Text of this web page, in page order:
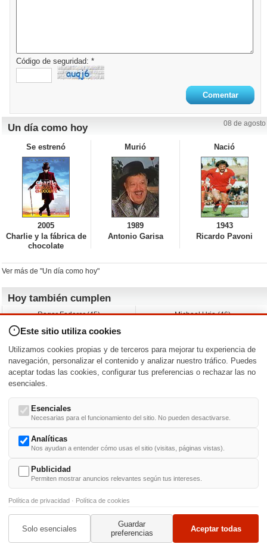
Código de seguridad: *
Un día como hoy 08 de agosto
Se estrenó
2005
Charlie y la fábrica de
chocolate
Murió
1989
Antonio Garisa
Nació
1943
Ricardo Pavoni
Ver más de "Un día como hoy"
Hoy también cumplen
Roger Federer (45)
Dustin Hoffman (89)
Martin Brest (75)
Adam Roarke (89)
Michael Urie (46)
Jimmy Jean-Louis (58)
Ken Baumann (37)
Nacimientos y estrenos en la fecha
DD/MM /
-U- V- W- X - -
© 1999-2014. Todos los derechos reservados.Condiciones de uso
Este sitio utiliza cookies
Utilizamos cookies propias y de terceros para mejorar tu experiencia de
navegación, personalizar el contenido y analizar nuestro tráfico. Puedes
aceptar todas las cookies, configurar tus preferencias o rechazar las no
esenciales.
Esenciales
Necesarias para el funcionamiento del sitio. No pueden desactivarse.
Analíticas
Nos ayudan a entender cómo usas el sitio (visitas, páginas vistas).
Publicidad
Permiten mostrar anuncios relevantes según tus intereses.
Política de privacidad · Política de cookies
Solo esenciales
Guardar
preferencias
Aceptar todas